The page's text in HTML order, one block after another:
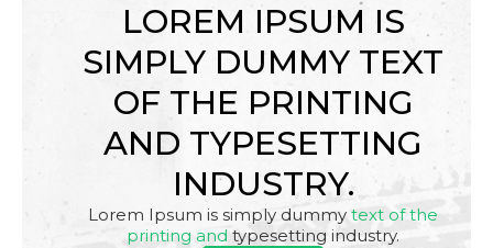
LOREM IPSUM IS
SIMPLY DUMMY TEXT
OF THE PRINTING
AND TYPESETTING
INDUSTRY.
Lorem Ipsum is simply dummy text of the
printing and typesetting industry.